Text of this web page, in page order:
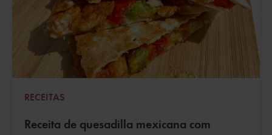
RECEITAS
Receita de quesadilla mexicana com